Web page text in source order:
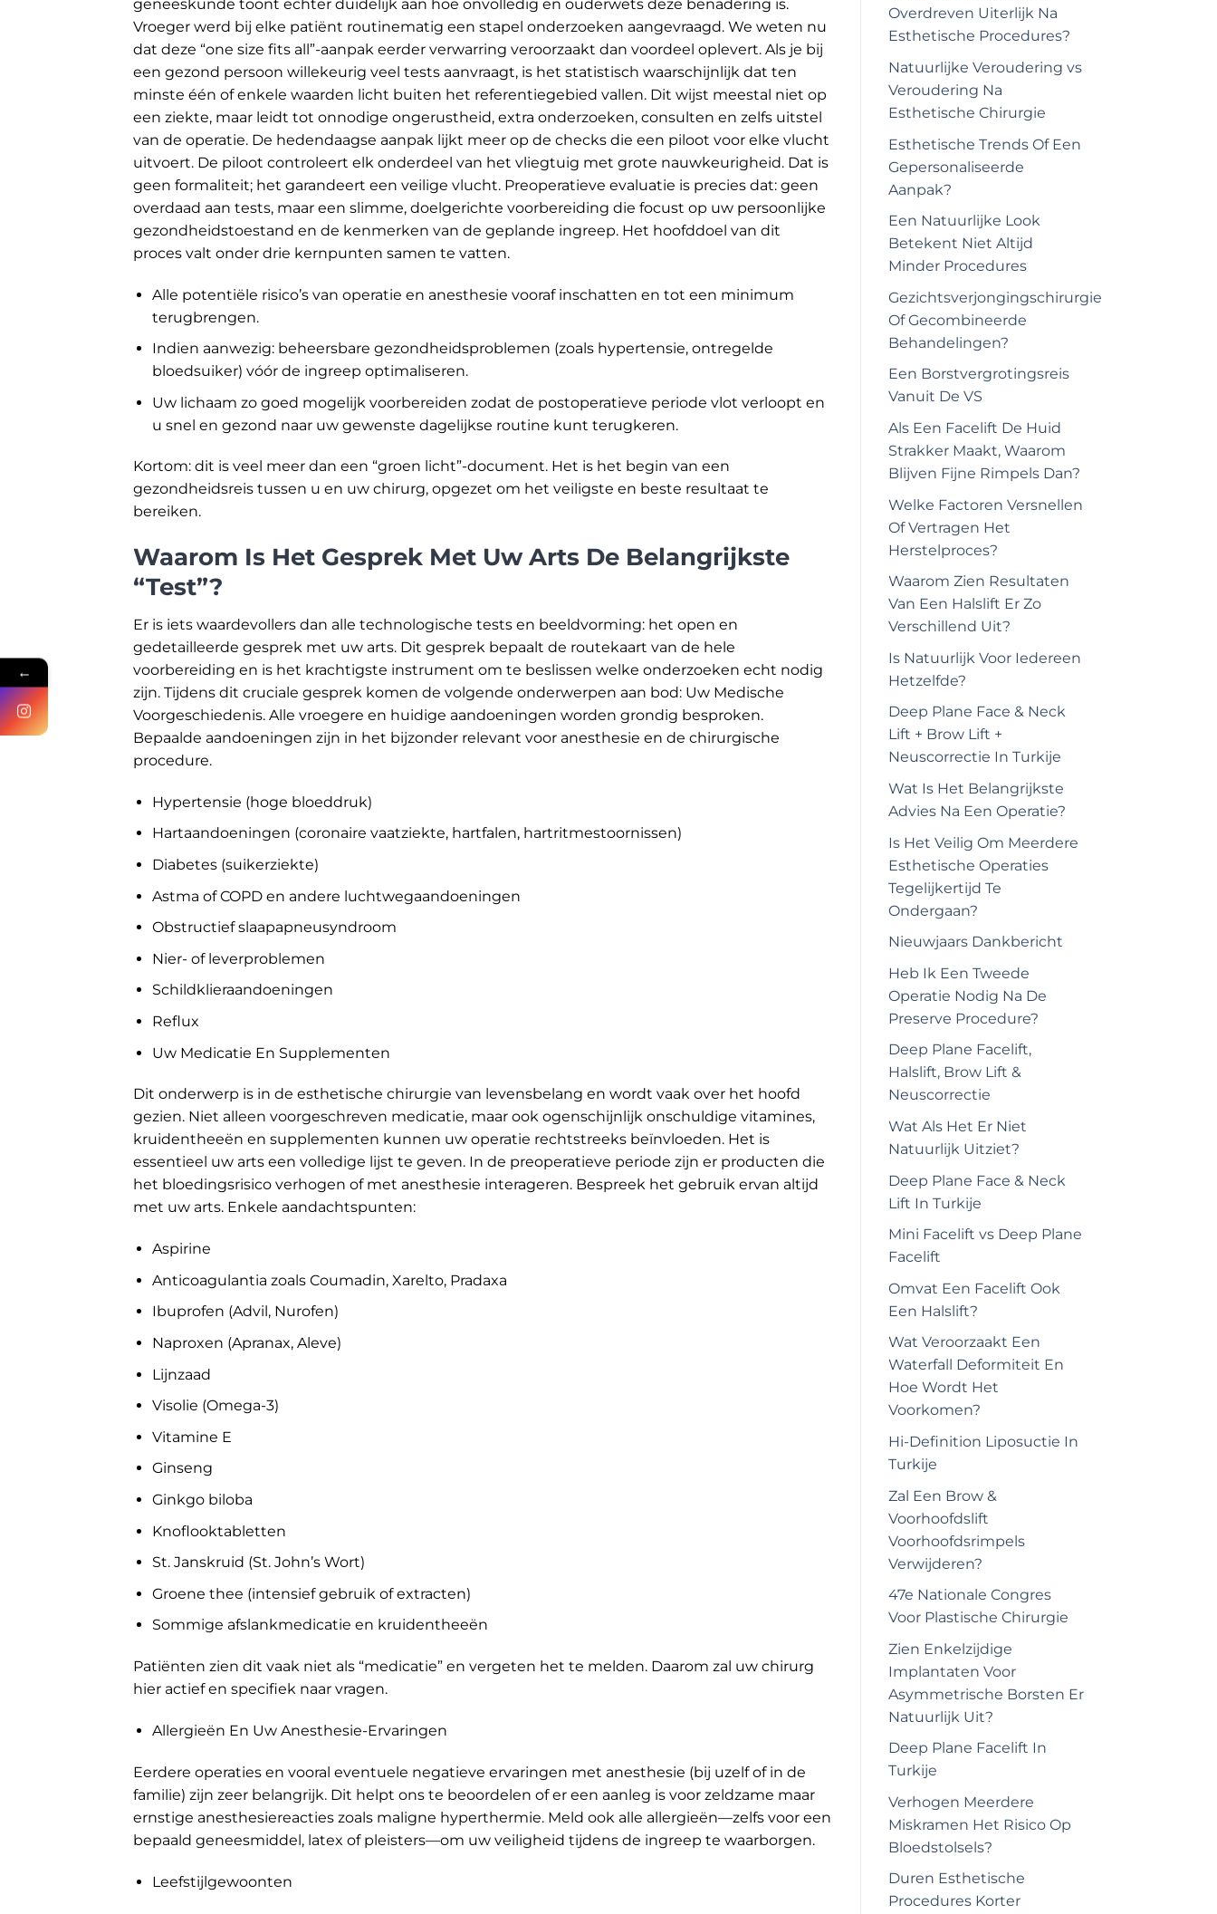
geneeskunde toont echter duidelijk aan hoe onvolledig en ouderwets deze benadering is.
Vroeger werd bij elke patiënt routinematig een stapel onderzoeken aangevraagd. We weten nu
dat deze “one size fits all”-aanpak eerder verwarring veroorzaakt dan voordeel oplevert. Als je bij
een gezond persoon willekeurig veel tests aanvraagt, is het statistisch waarschijnlijk dat ten
minste één of enkele waarden licht buiten het referentiegebied vallen. Dit wijst meestal niet op
een ziekte, maar leidt tot onnodige ongerustheid, extra onderzoeken, consulten en zelfs uitstel
van de operatie. De hedendaagse aanpak lijkt meer op de checks die een piloot voor elke vlucht
uitvoert. De piloot controleert elk onderdeel van het vliegtuig met grote nauwkeurigheid. Dat is
geen formaliteit; het garandeert een veilige vlucht. Preoperatieve evaluatie is precies dat: geen
overdaad aan tests, maar een slimme, doelgerichte voorbereiding die focust op uw persoonlijke
gezondheidstoestand en de kenmerken van de geplande ingreep. Het hoofddoel van dit
proces valt onder drie kernpunten samen te vatten.
Alle potentiële risico’s van operatie en anesthesie vooraf inschatten en tot een minimum
terugbrengen.
Indien aanwezig: beheersbare gezondheidsproblemen (zoals hypertensie, ontregelde
bloedsuiker) vóór de ingreep optimaliseren.
Uw lichaam zo goed mogelijk voorbereiden zodat de postoperatieve periode vlot verloopt en
u snel en gezond naar uw gewenste dagelijkse routine kunt terugkeren.
Kortom: dit is veel meer dan een “groen licht”-document. Het is het begin van een
gezondheidsreis tussen u en uw chirurg, opgezet om het veiligste en beste resultaat te
bereiken.
Waarom Is Het Gesprek Met Uw Arts De Belangrijkste
“Test”?
Er is iets waardevollers dan alle technologische tests en beeldvorming: het open en
gedetailleerde gesprek met uw arts. Dit gesprek bepaalt de routekaart van de hele
voorbereiding en is het krachtigste instrument om te beslissen welke onderzoeken echt nodig
zijn. Tijdens dit cruciale gesprek komen de volgende onderwerpen aan bod: Uw Medische
Voorgeschiedenis. Alle vroegere en huidige aandoeningen worden grondig besproken.
Bepaalde aandoeningen zijn in het bijzonder relevant voor anesthesie en de chirurgische
procedure.
Hypertensie (hoge bloeddruk)
Hartaandoeningen (coronaire vaatziekte, hartfalen, hartritmestoornissen)
Diabetes (suikerziekte)
Astma of COPD en andere luchtwegaandoeningen
Obstructief slaapapneusyndroom
Nier- of leverproblemen
Schildklieraandoeningen
Reflux
Uw Medicatie En Supplementen
Dit onderwerp is in de esthetische chirurgie van levensbelang en wordt vaak over het hoofd
gezien. Niet alleen voorgeschreven medicatie, maar ook ogenschijnlijk onschuldige vitamines,
kruidentheeën en supplementen kunnen uw operatie rechtstreeks beïnvloeden. Het is
essentieel uw arts een volledige lijst te geven. In de preoperatieve periode zijn er producten die
het bloedingsrisico verhogen of met anesthesie interageren. Bespreek het gebruik ervan altijd
met uw arts. Enkele aandachtspunten:
Aspirine
Anticoagulantia zoals Coumadin, Xarelto, Pradaxa
Ibuprofen (Advil, Nurofen)
Naproxen (Apranax, Aleve)
Lijnzaad
Visolie (Omega-3)
Vitamine E
Ginseng
Ginkgo biloba
Knoflooktabletten
St. Janskruid (St. John’s Wort)
Groene thee (intensief gebruik of extracten)
Sommige afslankmedicatie en kruidentheeën
Patiënten zien dit vaak niet als “medicatie” en vergeten het te melden. Daarom zal uw chirurg
hier actief en specifiek naar vragen.
Allergieën En Uw Anesthesie-Ervaringen
Eerdere operaties en vooral eventuele negatieve ervaringen met anesthesie (bij uzelf of in de
familie) zijn zeer belangrijk. Dit helpt ons te beoordelen of er een aanleg is voor zeldzame maar
ernstige anesthesiereacties zoals maligne hyperthermie. Meld ook alle allergieën—zelfs voor een
bepaald geneesmiddel, latex of pleisters—om uw veiligheid tijdens de ingreep te waarborgen.
Leefstijlgewoonten
Overdreven Uiterlijk Na
Esthetische Procedures?
Natuurlijke Veroudering vs
Veroudering Na
Esthetische Chirurgie
Esthetische Trends Of Een
Gepersonaliseerde
Aanpak?
Een Natuurlijke Look
Betekent Niet Altijd
Minder Procedures
Gezichtsverjongingschirurgie
Of Gecombineerde
Behandelingen?
Een Borstvergrotingsreis
Vanuit De VS
Als Een Facelift De Huid
Strakker Maakt, Waarom
Blijven Fijne Rimpels Dan?
Welke Factoren Versnellen
Of Vertragen Het
Herstelproces?
Waarom Zien Resultaten
Van Een Halslift Er Zo
Verschillend Uit?
Is Natuurlijk Voor Iedereen
Hetzelfde?
Deep Plane Face & Neck
Lift + Brow Lift +
Neuscorrectie In Turkije
Wat Is Het Belangrijkste
Advies Na Een Operatie?
Is Het Veilig Om Meerdere
Esthetische Operaties
Tegelijkertijd Te
Ondergaan?
Nieuwjaars Dankbericht
Heb Ik Een Tweede
Operatie Nodig Na De
Preserve Procedure?
Deep Plane Facelift,
Halslift, Brow Lift &
Neuscorrectie
Wat Als Het Er Niet
Natuurlijk Uitziet?
Deep Plane Face & Neck
Lift In Turkije
Mini Facelift vs Deep Plane
Facelift
Omvat Een Facelift Ook
Een Halslift?
Wat Veroorzaakt Een
Waterfall Deformiteit En
Hoe Wordt Het
Voorkomen?
Hi-Definition Liposuctie In
Turkije
Zal Een Brow &
Voorhoofdslift
Voorhoofdsrimpels
Verwijderen?
47e Nationale Congres
Voor Plastische Chirurgie
Zien Enkelzijdige
Implantaten Voor
Asymmetrische Borsten Er
Natuurlijk Uit?
Deep Plane Facelift In
Turkije
Verhogen Meerdere
Miskramen Het Risico Op
Bloedstolsels?
Duren Esthetische
Procedures Korter
←